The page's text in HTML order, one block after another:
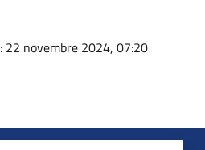
: 22 novembre 2024, 07:20